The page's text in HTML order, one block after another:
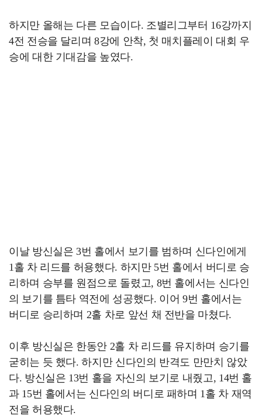
하지만 올해는 다른 모습이다. 조별리그부터 16강까지
4전 전승을 달리며 8강에 안착, 첫 매치플레이 대회 우
승에 대한 기대감을 높였다.
이날 방신실은 3번 홀에서 보기를 범하며 신다인에게
1홀 차 리드를 허용했다. 하지만 5번 홀에서 버디로 승
리하며 승부를 원점으로 돌렸고, 8번 홀에서는 신다인
의 보기를 틈타 역전에 성공했다. 이어 9번 홀에서는
버디로 승리하며 2홀 차로 앞선 채 전반을 마쳤다.
이후 방신실은 한동안 2홀 차 리드를 유지하며 승기를
굳히는 듯 했다. 하지만 신다인의 반격도 만만치 않았
다. 방신실은 13번 홀을 자신의 보기로 내줬고, 14번 홀
과 15번 홀에서는 신다인의 버디로 패하며 1홀 차 재역
전을 허용했다.